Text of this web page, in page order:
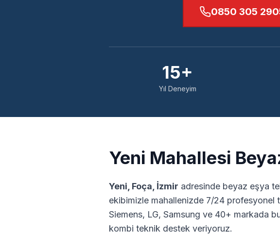
0850 305
15+
Yıl Deneyim
Yeni Mahallesi
Yeni Foça İzmir adresinde beyaz eşya
ekibimizle mahallenizde 7/24
Siemens, LG, Samsung ve 40+ markada
kombi teknik destek veriyoruz.